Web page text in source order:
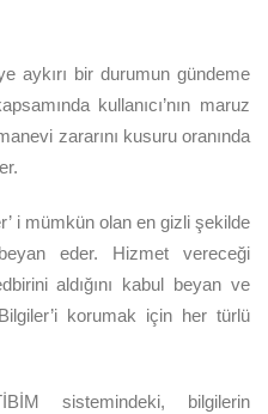
aykırı bir durumun gündeme
kullanıcı’nın maruz
zararını kusuru oranında
i mümkün olan en gizli şekilde
eder. Hizmet vereceği
aldığını kabul beyan ve
korumak için her türlü
sistemindeki, bilgilerin